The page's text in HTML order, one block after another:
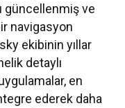
güncellenmiş ve
navigasyon
ekibinin yıllar
detaylı
en
ederek daha